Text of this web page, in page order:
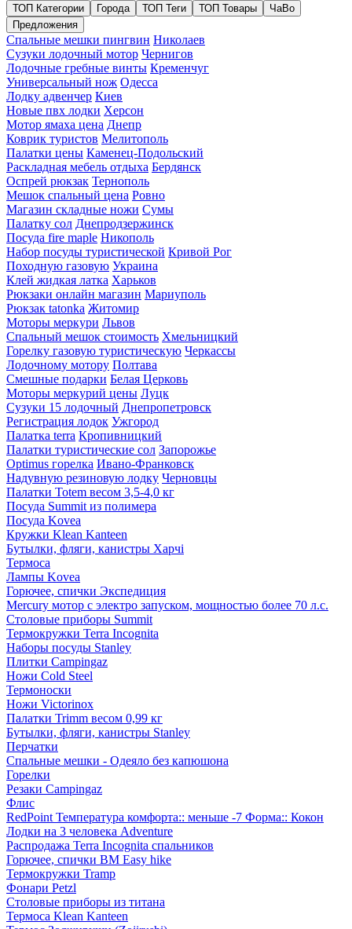
ТОП Категории Города ТОП Теги ТОП Товары
ЧаВо
Предложения
Спальные мешки пингвин Николаев
Сузуки лодочный мотор Чернигов
Лодочные гребные винты Кременчуг
Универсальный нож Одесса
Лодку адвенчер Киев
Новые пвх лодки Херсон
Мотор ямаха цена Днепр
Коврик туристов Мелитополь
Палатки цены Каменец-Подольский
Раскладная мебель отдыха Бердянск
Оспрей рюкзак Тернополь
Мешок спальный цена Ровно
Магазин складные ножи Сумы
Палатку сол Днепродзержинск
Посуда fire maple Никополь
Набор посуды туристической Кривой Рог
Походную газовую Украина
Клей жидкая латка Харьков
Рюкзаки онлайн магазин Мариуполь
Рюкзак tatonka Житомир
Моторы меркури Львов
Спальный мешок стоимость Хмельницкий
Горелку газовую туристическую Черкассы
Лодочному мотору Полтава
Смешные подарки Белая Церковь
Моторы меркурий цены Луцк
Сузуки 15 лодочный Днепропетровск
Регистрация лодок Ужгород
Палатка terra Кропивницкий
Палатки туристические сол Запорожье
Optimus горелка Ивано-Франковск
Надувную резиновую лодку Черновцы
Палатки Totem весом 3,5-4,0 кг
Посуда Summit из полимера
Посуда Kovea
Кружки Klean Kanteen
Бутылки, фляги, канистры Харчі
Термоса
Лампы Kovea
Горючее, спички Экспедиция
Mercury мотор с электро запуском, мощностью более 70 л.с.
Столовые приборы Summit
Термокружки Terra Incognita
Наборы посуды Stanley
Плитки Campingaz
Ножи Cold Steel
Термоноски
Ножи Victorinox
Палатки Trimm весом 0,99 кг
Бутылки, фляги, канистры Stanley
Перчатки
Спальные мешки - Одеяло без капюшона
Горелки
Резаки Campingaz
Флис
RedPoint Температура комфорта:: меньше -7 Форма:: Кокон
Лодки на 3 человека Adventure
Распродажа Terra Incognita спальников
Горючее, спички BM Easy hike
Термокружки Tramp
Фонари Petzl
Столовые приборы из титана
Термоса Klean Kanteen